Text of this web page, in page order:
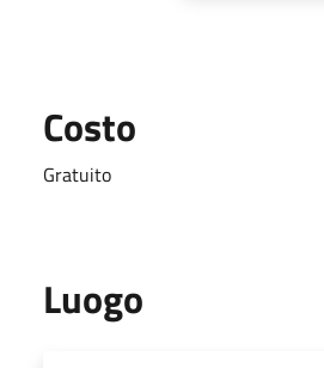
Costo
Gratuito
Luogo